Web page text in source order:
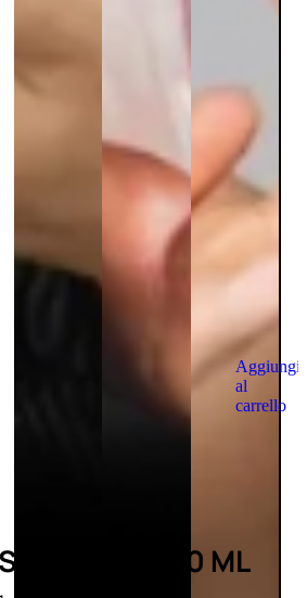
Aggiungi
al
carrello
EDP 50 ML